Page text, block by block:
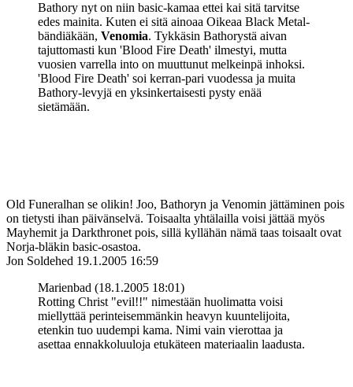
Bathory nyt on niin basic-kamaa ettei kai sitä tarvitse
edes mainita. Kuten ei sitä ainoaa Oikeaa Black Metal-
bändiäkään, Venomia. Tykkäsin Bathorystä aivan
tajuttomasti kun 'Blood Fire Death' ilmestyi, mutta
vuosien varrella into on muuttunut melkeinpä inhoksi.
'Blood Fire Death' soi kerran-pari vuodessa ja muita
Bathory-levyjä en yksinkertaisesti pysty enää
sietämään.
Old Funeralhan se olikin! Joo, Bathoryn ja Venomin jättäminen pois
on tietysti ihan päivänselvä. Toisaalta yhtälailla voisi jättää myös
Mayhemit ja Darkthronet pois, sillä kyllähän nämä taas toisaalt ovat
Norja-bläkin basic-osastoa.
Jon Soldehed 19.1.2005 16:59
Marienbad (18.1.2005 18:01)
Rotting Christ "evil!!" nimestään huolimatta voisi
miellyttää perinteisemmänkin heavyn kuuntelijoita,
etenkin tuo uudempi kama. Nimi vain vierottaa ja
asettaa ennakkoluuloja etukäteen materiaalin laadusta.